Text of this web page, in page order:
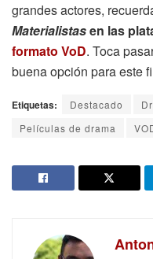
grandes actores,
Materialistasen las
formato VoD. Toca
buena opción para este
Etiquetas: Destacado
Películas de drama